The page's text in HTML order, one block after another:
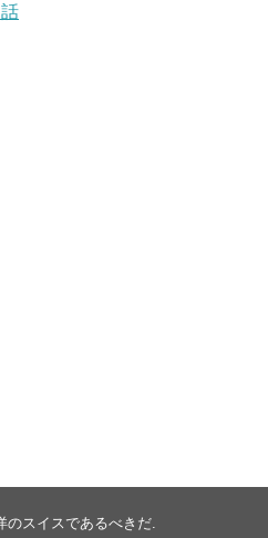
のスイスであるべきだ.